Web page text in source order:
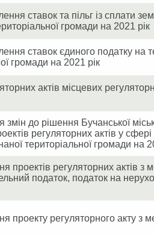
ставок та пільг із сплати
громади на 2021 рік
ставок єдиного податку на
громади на 2021 рік
актів місцевих
змін до рішення Бучанської
регуляторних актів у
територіальної громади на
проектів регуляторних актів
податок, податок на
проекту регуляторного акту з